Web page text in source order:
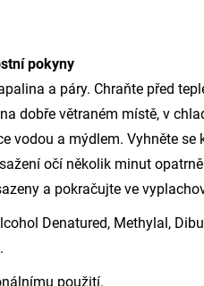
pokyny
a páry. Chraňte před
dobře větraném místě, v
vodou a mýdlem. Vyhněte
očí několik minut
a pokračujte ve
Denatured, Methylal,
použití.